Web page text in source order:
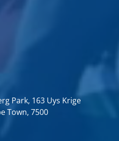
Park, 163 Uys Krige
Town, 7500